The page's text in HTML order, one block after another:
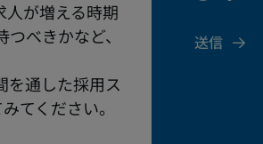
人が増える時期
べきかなど、
を通した採用ス
てください。